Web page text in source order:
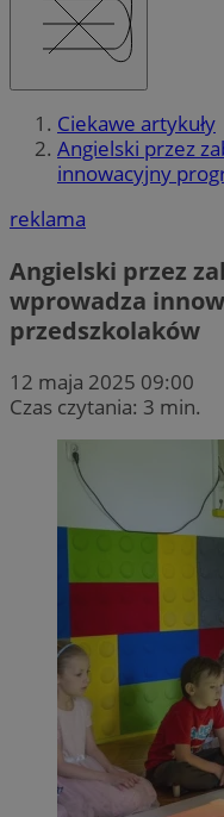
Ciekawe artykuły
Angielski przez
innowacyjny
reklama
Angielski przez
wprowadza
przedszkolaków
12 maja 2025 09:00
Czas czytania: 3 min.